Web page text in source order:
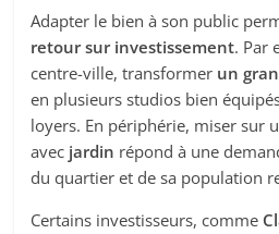
Adapter le bien à son public
retour sur investissement. Par
centre-ville, transformer un
en plusieurs studios bien
loyers. En périphérie, miser sur
avec jardin répond à une
du quartier et de sa population
Certains investisseurs, comme